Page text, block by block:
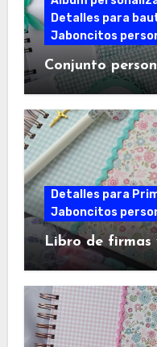
Detalles para
Jaboncitos
Conjunto
Detalles para
Jaboncitos
Libro de firmas